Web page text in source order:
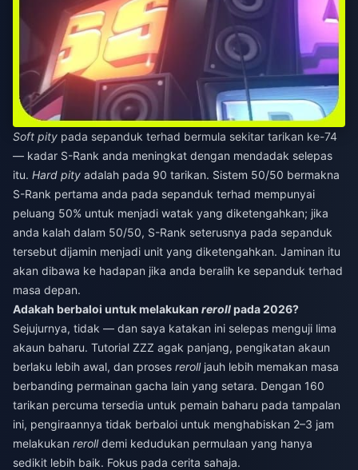
Soft pity pada sepanduk terhad bermula sekitar tarikan ke-74
— kadar S-Rank anda meningkat dengan mendadak selepas
itu. Hard pity adalah pada 90 tarikan. Sistem 50/50 bermakna
S-Rank pertama anda pada sepanduk terhad mempunyai
peluang 50% untuk menjadi watak yang diketengahkan; jika
anda kalah dalam 50/50, S-Rank seterusnya pada sepanduk
tersebut dijamin menjadi unit yang diketengahkan. Jaminan itu
akan dibawa ke hadapan jika anda beralih ke sepanduk terhad
masa depan.
Adakah berbaloi untuk melakukan rerollpada 2026?
Sejujurnya, tidak — dan saya katakan ini selepas menguji lima
akaun baharu. Tutorial ZZZ agak panjang, pengikatan akaun
berlaku lebih awal, dan proses rerolljauh lebih memakan masa
berbanding permainan gacha lain yang setara. Dengan 160
tarikan percuma tersedia untuk pemain baharu pada tampalan
ini, pengiraannya tidak berbaloi untuk menghabiskan 2–3 jam
melakukan rerolldemi kedudukan permulaan yang hanya
sedikit lebih baik. Fokus pada cerita sahaja.